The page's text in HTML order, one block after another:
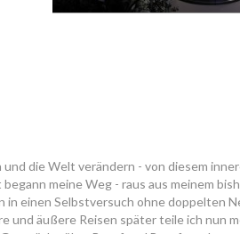
die Welt verändern - von diesem
meine Weg - raus aus meinem
in einen Selbstversuch ohne doppelten
und äußere Reisen später teile ich nun